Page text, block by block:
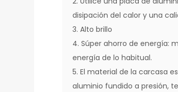
disipación del calor y una
3. Alto brillo
4. Súper ahorro de energía:
energía de lo habitual.
5. El material de la carcasa
aluminio fundido a presión,